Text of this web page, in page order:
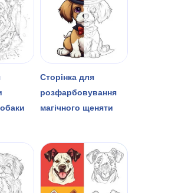
Сторінка для
розфарбовування
магічного щеняти